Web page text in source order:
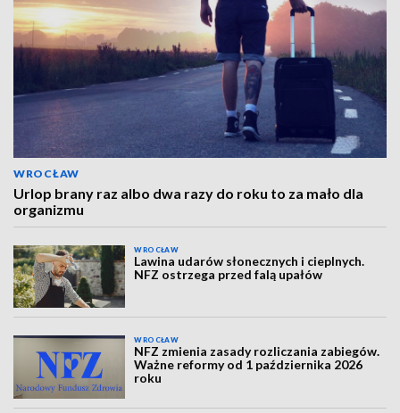
WROCŁAW
Urlop brany raz albo dwa razy do roku to za mało dla
organizmu
WROCŁAW
Lawina udarów słonecznych i cieplnych.
NFZ ostrzega przed falą upałów
WROCŁAW
NFZ zmienia zasady rozliczania zabiegów.
Ważne reformy od 1 października 2026
roku